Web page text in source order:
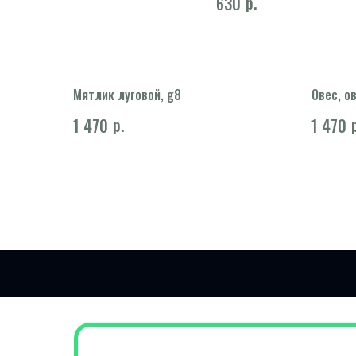
Мятлик луговой, g8
1 470 р.
Овес,
1 470